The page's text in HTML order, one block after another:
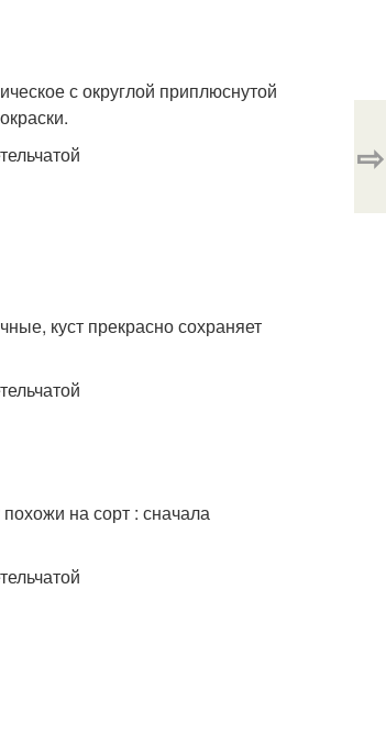
с округлой приплюснутой
куст прекрасно сохраняет
на сорт : сначала
⇨